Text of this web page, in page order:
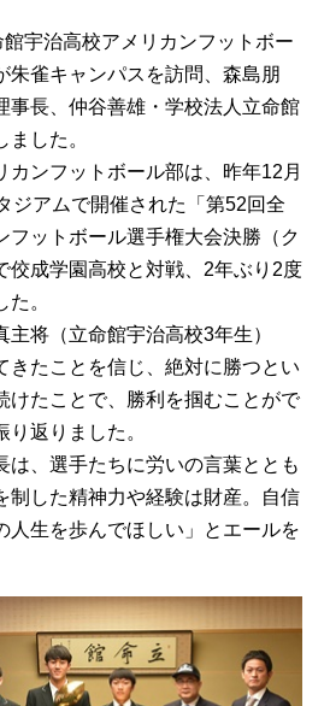
宇治高校アメリカンフットボー
朱雀キャンパスを訪問、森島朋
事長、仲谷善雄・学校法人立命館
した。
カンフットボール部は、昨年12月
ジアムで開催された「第52回全
フットボール選手権大会決勝（ク
佼成学園高校と対戦、2年ぶり2度
。
将（立命館宇治高校3年生）
きたことを信じ、絶対に勝つとい
けたことで、勝利を掴むことがで
返りました。
は、選手たちに労いの言葉ととも
制した精神力や経験は財産。自信
人生を歩んでほしい」とエールを